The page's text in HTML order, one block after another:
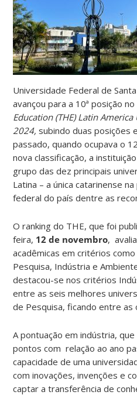
Universidade Federal de Santa
avançou para a 10ª posição no
Education (THE) Latin
2024, subindo duas posições
passado, quando ocupava o
nova classificação, a
grupo das dez principais
Latina – a única catarinense
federal do país dentre as
O ranking do THE, que foi
feira, 12 de novembro,
acadêmicas em critérios
Pesquisa, Indústria e
destacou-se nos critérios
entre as seis melhores
de Pesquisa, ficando entre as
A pontuação em indústria,
pontos com relação ao ano
capacidade de uma
com inovações, invenções e
captar a transferência de